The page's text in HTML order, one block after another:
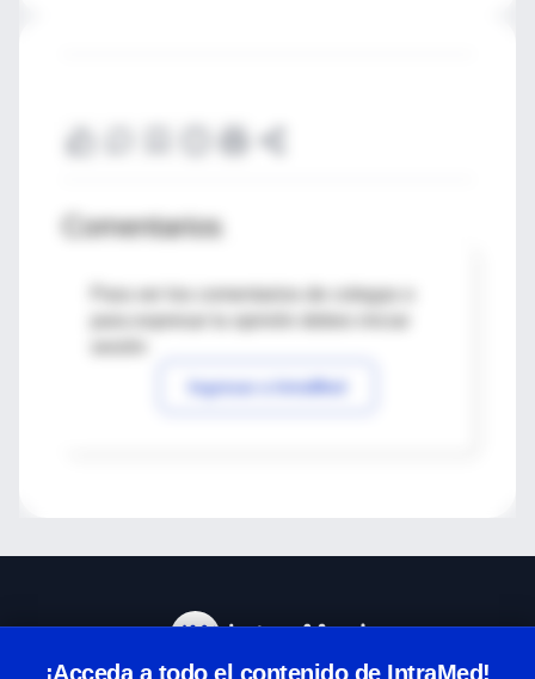
Comentarios
Para ver los comentarios de colegas o
Ingresar a IntraMed
¡Acceda a todo el contenido de IntraMed!